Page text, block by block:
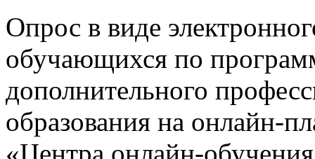
Опрос в виде
обучающихся по
дополнительного
образования на онлайн-
«Центра онлайн-